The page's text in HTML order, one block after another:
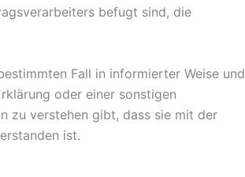
befugt sind, die
Fall in informierter Weise und
oder einer sonstigen
zu verstehen gibt, dass sie mit der
ist.